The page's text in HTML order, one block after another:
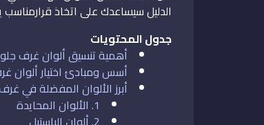
الدليل سيساعدك على اتخاذ
جدول المحتويات
أهمية تنسيق ألوان غرف
أسس ومبادئ اختيار ألوان
أبرز الألوان المفضلة في
1. الألوان المحايدة